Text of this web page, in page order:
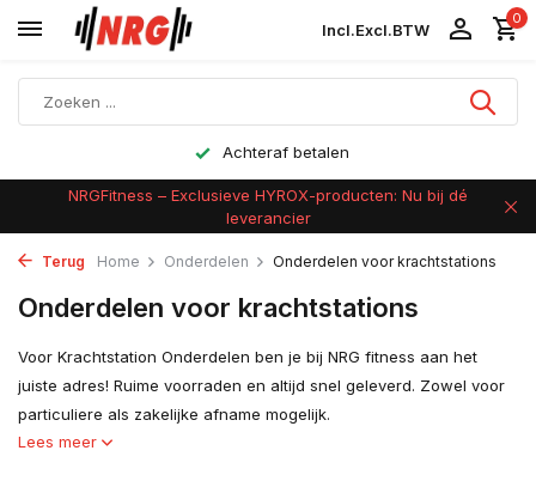
Incl.Excl.BTW
0
Achteraf betalen
NRGFitness – Exclusieve HYROX-producten: Nu bij dé
leverancier
Terug Home Onderdelen Onderdelen voor krachtstations
Onderdelen voor krachtstations
Voor Krachtstation Onderdelen ben je bij NRG fitness aan het
juiste adres! Ruime voorraden en altijd snel geleverd. Zowel voor
particuliere als zakelijke afname mogelijk.
Lees meer